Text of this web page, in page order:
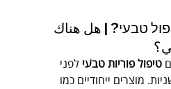
טבעי? | هل هناك
טיפול פוריות טבעי לפני
מוצרים ייחודיים כמו